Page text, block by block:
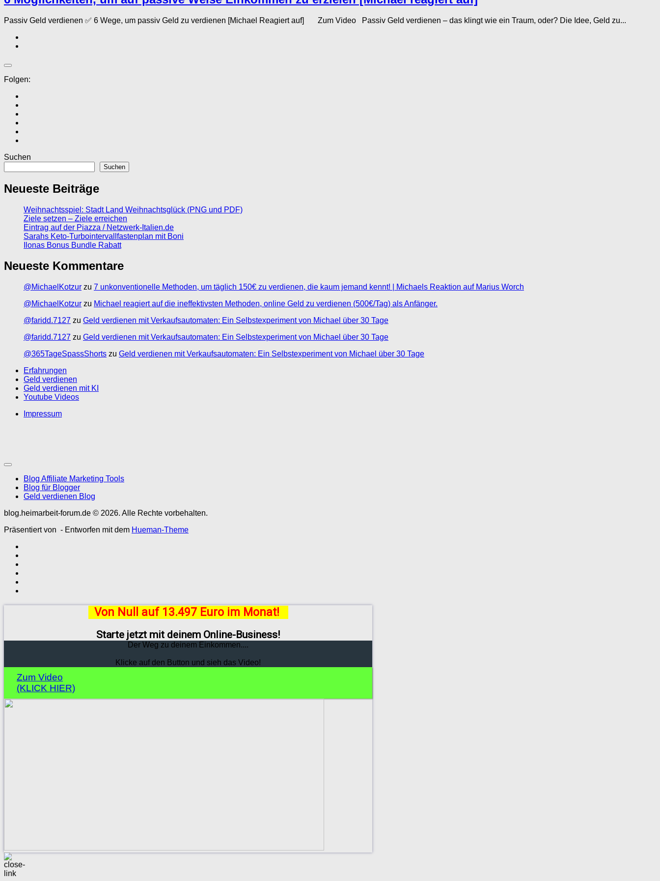
Passiv Geld verdienen ✅ 6 Wege, um passiv Geld zu verdienen [Michael Reagiert auf] Zum Video Passiv Geld verdienen – das klingt wie ein Traum, oder? Die Idee, Geld zu...
Folgen:
Suchen
Suchen
Neueste Beiträge
Weihnachtsspiel: Stadt Land Weihnachtsglück (PNG und PDF)
Ziele setzen – Ziele erreichen
Eintrag auf der Piazza / Netzwerk-Italien.de
Sarahs Keto-Turbointervallfastenplan mit Boni
Ilonas Bonus Bundle Rabatt
Neueste Kommentare
@MichaelKotzur zu 7 unkonventionelle Methoden, um täglich 150€ zu verdienen, die kaum jemand kennt! | Michaels Reaktion auf Marius Worch
@MichaelKotzur zu Michael reagiert auf die ineffektivsten Methoden, online Geld zu verdienen (500€/Tag) als Anfänger.
@faridd.7127 zu Geld verdienen mit Verkaufsautomaten: Ein Selbstexperiment von Michael über 30 Tage
@faridd.7127 zu Geld verdienen mit Verkaufsautomaten: Ein Selbstexperiment von Michael über 30 Tage
@365TageSpassShorts zu Geld verdienen mit Verkaufsautomaten: Ein Selbstexperiment von Michael über 30 Tage
Erfahrungen
Geld verdienen
Geld verdienen mit KI
Youtube Videos
Impressum
Blog Affiliate Marketing Tools
Blog für Blogger
Geld verdienen Blog
blog.heimarbeit-forum.de © 2026. Alle Rechte vorbehalten.
Präsentiert von - Entworfen mit dem Hueman-Theme
Von Null auf 13.497 Euro im Monat!
Starte jetzt mit deinem Online-Business!
Der Weg zu deinem Einkommen....
Klicke auf den Button und sieh das Video!
Zum Video
(KLICK HIER)